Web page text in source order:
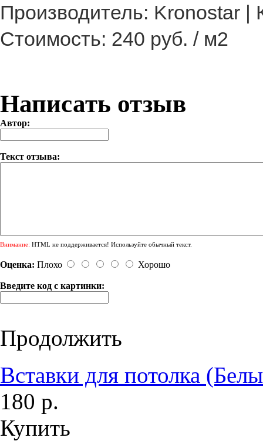
Производитель: Kronostar |
Стоимость: 240 руб. / м2
Написать отзыв
Автор:
Текст отзыва:
Внимание: HTML не поддерживается! Используйте обычный текст.
Оценка: Плохо Хорошо
Введите код с картинки:
Продолжить
Вставки для потолка
180 р.
Купить